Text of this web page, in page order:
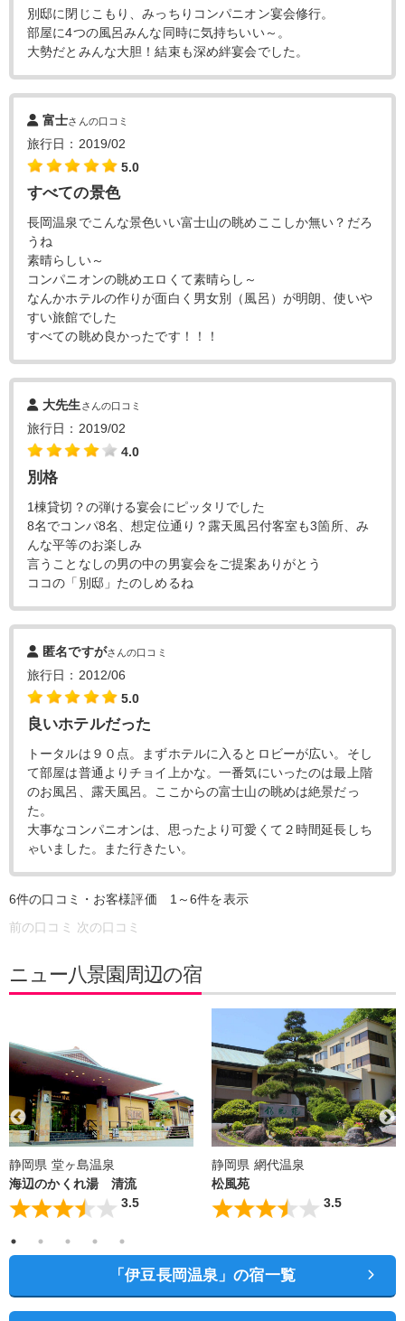
別邸に閉じこもり、みっちりコンパニオン宴会修行。
部屋に4つの風呂みんな同時に気持ちいい～。
大勢だとみんな大胆！結束も深め絆宴会でした。
富士さんの口コミ
旅行日：2019/02
5.0
すべての景色
長岡温泉でこんな景色いい富士山の眺めここしか無い？だろ
うね
素晴らしい～
コンパニオンの眺めエロくて素晴らし～
なんかホテルの作りが面白く男女別（風呂）が明朗、使いや
すい旅館でした
すべての眺め良かったです！！！
大先生 さんの口コミ
旅行日：2019/02
4.0
別格
1棟貸切？の弾ける宴会にピッタリでした
8名でコンパ8名、想定位通り？露天風呂付客室も3箇所、み
んな平等のお楽しみ
言うことなしの男の中の男宴会をご提案ありがとう
ココの「別邸」たのしめるね
匿名ですがさんの口コミ
旅行日：2012/06
5.0
良いホテルだった
トータルは９０点。まずホテルに入るとロビーが広い。そし
て部屋は普通よりチョイ上かな。一番気にいったのは最上階
のお風呂、露天風呂。ここからの富士山の眺めは絶景だっ
た。
大事なコンパニオンは、思ったより可愛くて２時間延長しち
ゃいました。また行きたい。
6件の口コミ・お客様評価 1～6件を表示
前の口コミ
次の口コミ
ニュー八景園周辺の宿
静岡県 堂ヶ島温泉
海辺のかくれ湯 清流
3.5
静岡県 網代温泉
松風苑
3.5
「伊豆長岡温泉」の宿一覧